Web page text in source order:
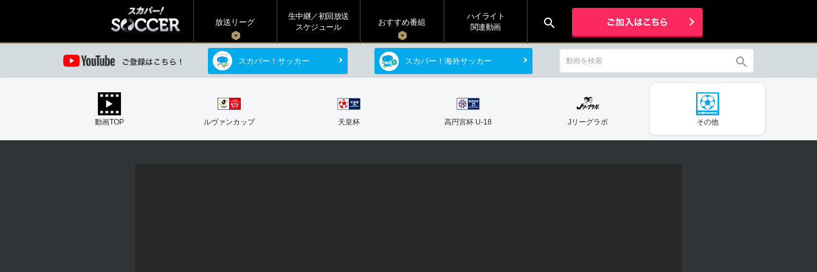
放送リーグ
生中継／初回放送
スケジュール
おすすめ番組
ハイライト
関連動画
search
スカパー！サッカー スカパー！海外サッカー search
動画TOP ルヴァンカップ 天皇杯 高円宮杯 U-18 Jリーグラボ その他